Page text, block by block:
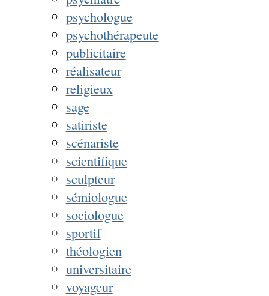
psychologue
psychothérapeute
publicitaire
réalisateur
religieux
sage
satiriste
scénariste
scientifique
sculpteur
sémiologue
sociologue
sportif
théologien
universitaire
voyageur